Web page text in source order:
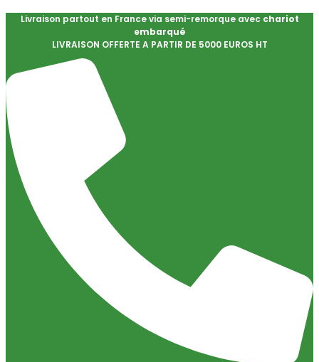
Livraison partout en France via semi-remorque avec chariot
embarqué
LIVRAISON OFFERTE A PARTIR DE 5000 EUROS HT